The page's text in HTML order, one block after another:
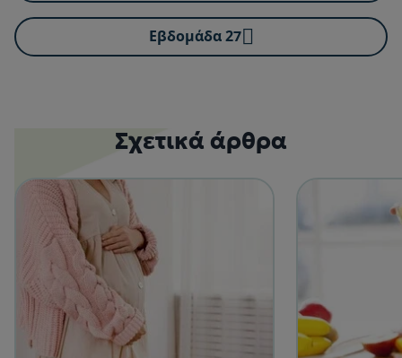
Εβδομάδα 27
Σχετικά άρθρα